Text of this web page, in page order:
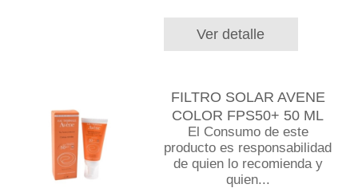
Ver detalle
FILTRO SOLAR AVENE
COLOR FPS50+ 50 ML
El Consumo de este
producto es responsabilidad
de quien lo recomienda y
quien...